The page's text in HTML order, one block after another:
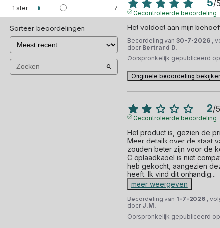
1 ster 7
Sorteer beoordelingen
5/5
Gecontroleerde beoordeling
Het voldoet aan mijn
Beoordeling van 30-7-2026 ,
door Bertrand D.
Oorspronkelijk gepubliceerd
Originele beoordeling
2/5
Gecontroleerde beoordeling
Het product is, gezien de
Meer details over de staat
zouden beter zijn voor de
C oplaadkabel is niet
heb gekocht, aangezien
heeft. Ik vind dit onhandig...
meer weergeven
Beoordeling van 1-7-2026 ,
door J.M.
Oorspronkelijk gepubliceerd